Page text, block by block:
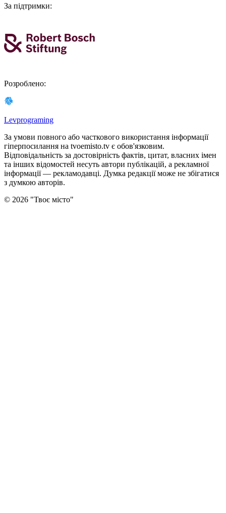
За підтримки:
Розроблено:
Levprograming
За умови повного або часткового використання iнформацiї
гіперпосилання на tvoemisto.tv є обов'язковим.
Відповідальність за достовірність фактів, цитат, власних імен
та інших відомостей несуть автори публікацій, а рекламної
інформації — рекламодавці. Думка редакцiї може не збiгатися
з думкою авторiв.
© 2026 "Твоє місто"